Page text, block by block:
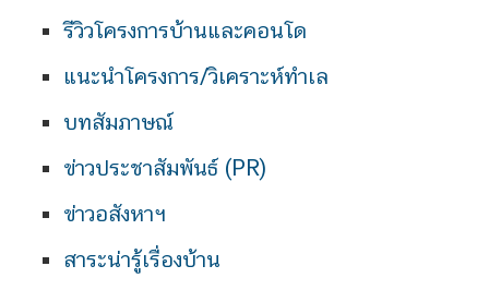
รีวิวโครงการบ้านและคอนโด
แนะนำโครงการ/วิเคราะห์ทำเล
บทสัมภาษณ์
ข่าวประชาสัมพันธ์ (PR)
ข่าวอสังหาฯ
สาระน่ารู้เรื่องบ้าน